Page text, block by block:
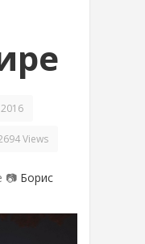
Views
📷 Борис